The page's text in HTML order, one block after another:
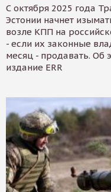
С октября 2025 года
Эстонии начнет
возле КПП на
- если их законные
месяц - продавать. Об
издание ERR